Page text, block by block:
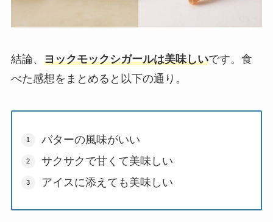
結論、 ヨックモックシガールは美味しいです。食
べた感想をまとめると以下の通り。
バターの風味がいい
サクサクで甘くて美味しい
アイスに添えても美味しい